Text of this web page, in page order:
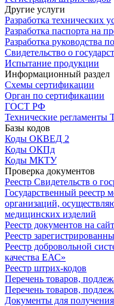
Другие услуги
Разработка технических
Разработка паспорта на
Разработка руководства
Свидетельство о
Испытание продукции
Информационный раздел
Схемы сертификации
Орган по сертификации
ГОСТ РФ
Технические регламенты
Базы кодов
Коды ОКВЕД 2
Коды ОКПд
Коды МКТУ
Проверка документов
Реестр Свидетельств о
Государственный реестр
организаций,
медицинских изделий
Реестр документов на
Реестр
Реестр добровольной
качества ЕАС»
Реестр штрих-кодов
Перечень товаров,
Перечень товаров,
Документы для